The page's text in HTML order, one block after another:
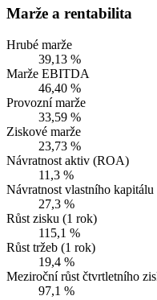
Marže a rentabilita
Hrubé marže
39,13 %
Marže EBITDA
46,40 %
Provozní marže
33,59 %
Ziskové marže
23,73 %
Návratnost aktiv (ROA)
11,3 %
Návratnost vlastního
27,3 %
Růst zisku (1 rok)
115,1 %
Růst tržeb (1 rok)
19,4 %
Meziroční růst čtvrtletního
97,1 %